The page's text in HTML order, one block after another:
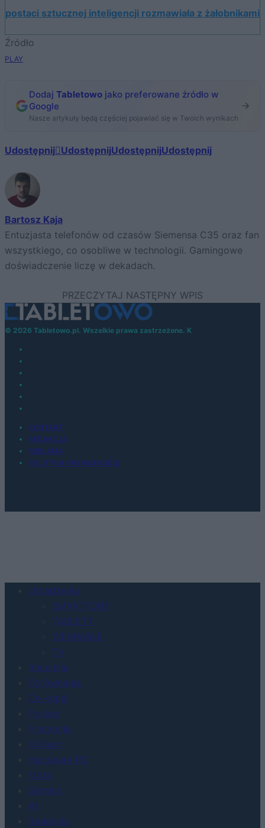
postaci sztucznej inteligencji rozmawiała z żałobnikami
Źródło
PLAY
Dodaj Tabletowo jako preferowane źródło w
Google
Nasze artykuły będą częściej pojawiać się w Twoich wynikach
Udostępnij UdostępnijUdostępnijUdostępnij
Bartosz Kaja
Entuzjasta telefonów od czasów Siemensa C35 oraz fan
wszystkiego, co osobliwe w technologii. Gamingowe
doświadczenie liczę w dekadach.
© 2026 Tabletowo.pl. Wszelkie prawa zastrzeżone. K
KONTAKT
REDAKCJA
REKLAMA
POLITYKA PRYWATNOŚCI
Urządzenia
SMARTFONY
TABLETY
WEARABLE
TV
Recenzje
Porównania
Co kupić
Porady
Promocje
FinTech
Hardware PC
Moto
Gaming
AI
Redakcja